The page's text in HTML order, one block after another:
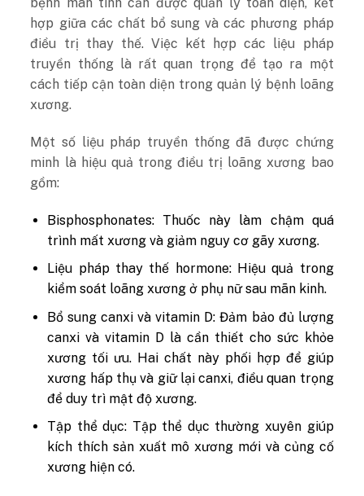
hợp giữa các chất bổ sung và các phương pháp
điều trị thay thế. Việc kết hợp các liệu pháp
truyền thống là rất quan trọng để tạo ra một
cách tiếp cận toàn diện trong quản lý bệnh loãng
xương.
Một số liệu pháp truyền thống đã được chứng
minh là hiệu quả trong điều trị loãng xương bao
gồm:
Bisphosphonates: Thuốc này làm chậm quá
trình mất xương và giảm nguy cơ gãy xương.
Liệu pháp thay thế hormone: Hiệu quả trong
kiểm soát loãng xương ở phụ nữ sau mãn kinh.
Bổ sung canxi và vitamin D: Đảm bảo đủ lượng
canxi và vitamin D là cần thiết cho sức khỏe
xương tối ưu. Hai chất này phối hợp để giúp
xương hấp thụ và giữ lại canxi, điều quan trọng
để duy trì mật độ xương.
Tập thể dục: Tập thể dục thường xuyên giúp
kích thích sản xuất mô xương mới và củng cố
xương hiện có.